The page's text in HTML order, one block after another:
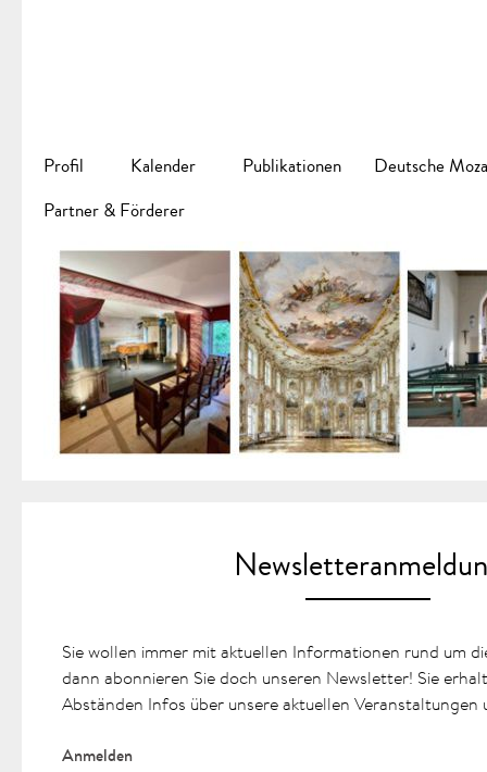
Profil Kalender Publikationen
Deutsche
Partner & Förderer
Sie wollen immer mit aktuellen Informationen rund um
dann abonnieren Sie doch unseren Newsletter! Sie
Abständen Infos über unsere aktuellen Veranstaltungen
Anmelden